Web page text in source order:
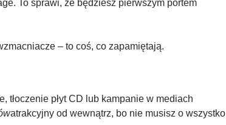
To sprawi, że będziesz pierwszym portem
– to coś, co zapamiętają.
tłoczenie płyt CD lub kampanie w mediach
atrakcyjny od wewnątrz, bo nie musisz o wszystko